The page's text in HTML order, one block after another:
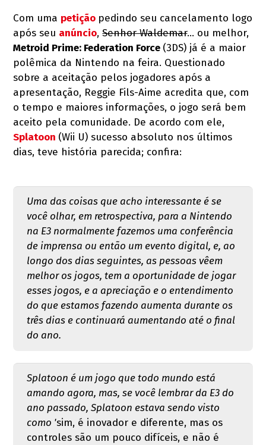
Com uma petição pedindo seu cancelamento logo
após seu anúncio,Senhor Waldemar... ou melhor,
Metroid Prime: Federation Force (3DS) já é a maior
polêmica da Nintendo na feira. Questionado
sobre a aceitação pelos jogadores após a
apresentação, Reggie Fils-Aime acredita que, com
o tempo e maiores informações, o jogo será bem
aceito pela comunidade. De acordo com ele,
Splatoon (Wii U) sucesso absoluto nos últimos
dias, teve história parecida; confira:
Uma das coisas que acho interessante é se
você olhar, em retrospectiva, para a Nintendo
na E3 normalmente fazemos uma conferência
de imprensa ou então um evento digital, e, ao
longo dos dias seguintes, as pessoas vêem
melhor os jogos, tem a oportunidade de jogar
esses jogos, e a apreciação e o entendimento
do que estamos fazendo aumenta durante os
três dias e continuará aumentando até o final
do ano.
Splatoon é um jogo que todo mundo está
amando agora, mas, se você lembrar da E3 do
ano passado, Splatoon estava sendo visto
como 'sim, é inovador e diferente, mas os
controles são um pouco difíceis, e não é